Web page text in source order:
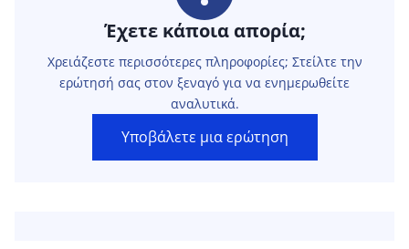
Έχετε κάποια απορία;
Χρειάζεστε περισσότερες πληροφορίες; Στείλτε την
ερώτησή σας στον ξεναγό για να ενημερωθείτε
αναλυτικά.
Υποβάλετε μια ερώτηση